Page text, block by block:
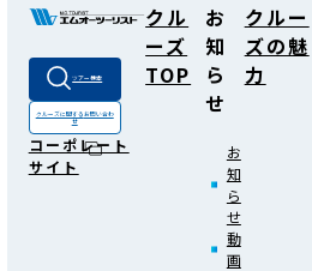
ツアー検索
クルーズに関するお問い合わ
せ
コーポレート
サイト
クル
ーズ
TOP
お
知
ら
せ
お
知
ら
せ
動
画
クルー
ズの魅
力